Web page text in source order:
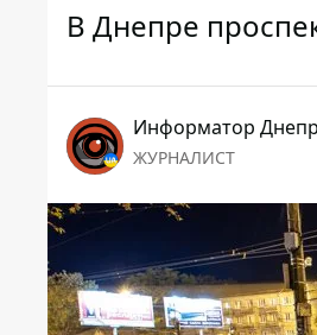
В Днепре
Информатор Днепр
ЖУРНАЛИСТ